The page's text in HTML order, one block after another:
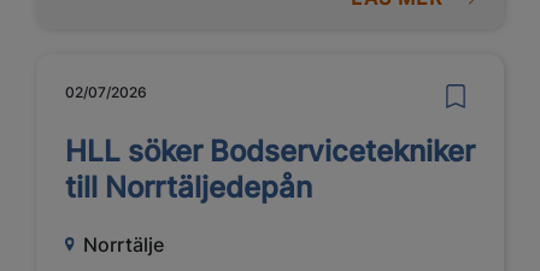
02/07/2026
HLL söker Bodservicetekniker
till Norrtäljedepån
Norrtälje